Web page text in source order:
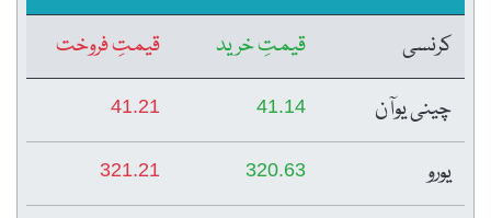
کرنسی
قیمتِ خرید
قیمتِ فروخت
چینی یوآن
41.14
41.21
یورو 320.63
321.21